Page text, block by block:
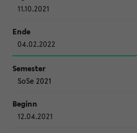
11.10.2021
04.02.2022
SoSe 2021
12.04.2021